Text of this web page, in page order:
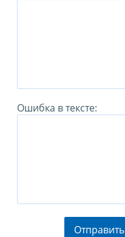
Ошибка в тексте:
Отправить